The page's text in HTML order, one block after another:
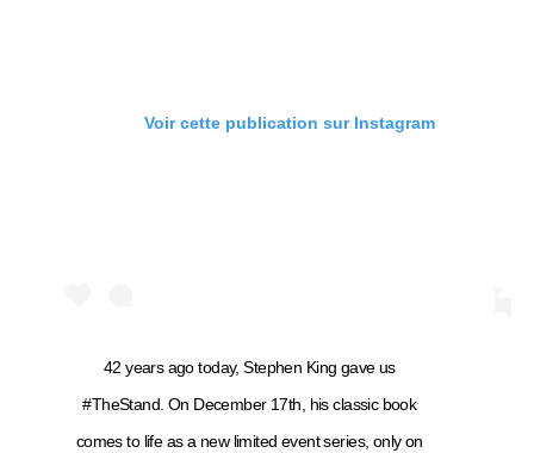
Voir cette publication sur Instagram
42 years ago today, Stephen King gave us
#TheStand. On December 17th, his classic book
comes to life as a new limited event series, only on